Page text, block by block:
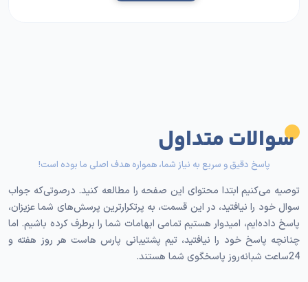
باشید.
جدول زیر دیگاه روشنی از مقایسه این نوع سرورها به ما
می‌دهد:
ویژگی
سرور اختصاصی
ایران
سرور اختصاصی اروپا
(آلمان)
محل
دیتاسنتر
داخل ایران خارج از ایران
سوالات متداول
پاسخ دقیق و سریع به نیاز شما، همواره هدف اصلی ما بوده است!
توصیه می‌کنیم ابتدا محتوای این صفحه را مطالعه کنید. درصوتی‌که جواب
سوال خود را نیافتید، در این قسمت، به پرتکرارترین پرسش‌های شما عزیزان،
پاسخ داده‌ایم، امیدوار هستیم تمامی ابهامات شما را برطرف کرده باشیم. اما
چنانچه پاسخ خود را نیافتید، تیم پشتیبانی پارس هاست هر روز هفته و
24ساعت شبانه‌روز پاسخگوی شما هستند.